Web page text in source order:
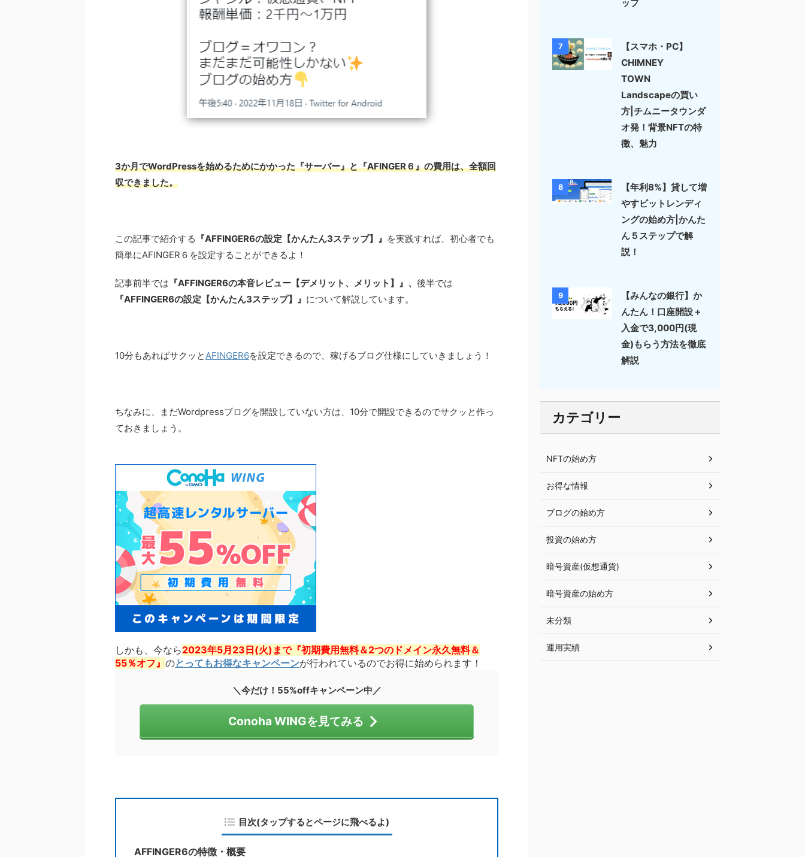
3か月でWordPressを始めるためにかかった『サーバー』と『AFINGER６』の費用は、全額回
収できました。
この記事で紹介する 『AFFINGER6の設定【かんたん3ステップ】』 を実践すれば、初心者でも
簡単にAFINGER６を設定することができるよ！
記事前半では 『AFFINGER6の本音レビュー【デメリット、メリット】』、 後半では
『AFFINGER6の設定【かんたん3ステップ】』 について解説しています。
10分もあればサクッとAFINGER6を設定できるので、稼げるブログ仕様にしていきましょう！
ちなみに、まだWordpressブログを開設していない方は、10分で開設できるのでサクッと作っ
ておきましょう。
しかも、今なら2023年5月23日(火)まで『初期費用無料＆2つのドメイン永久無料＆
55％オフ』 のとってもお得なキャンペーンが行われているのでお得に始められます！
＼今だけ！55%offキャンペーン中／
Conoha WINGを見てみる
目次(タップするとページに飛べるよ)
AFFINGER6の特徴・概要
ップ
7
【スマホ・PC】
CHIMNEY
TOWN
Landscapeの買い
方|チムニータウンダ
オ発！背景NFTの特
徴、魅力
8
【年利8%】貸して増
やすビットレンディ
ングの始め方|かんた
ん５ステップで解
説！
9
【みんなの銀行】か
んたん！口座開設＋
入金で3,000円(現
金)もらう方法を徹底
解説
カテゴリー
NFTの始め方
お得な情報
ブログの始め方
投資の始め方
暗号資産(仮想通貨)
暗号資産の始め方
未分類
運用実績